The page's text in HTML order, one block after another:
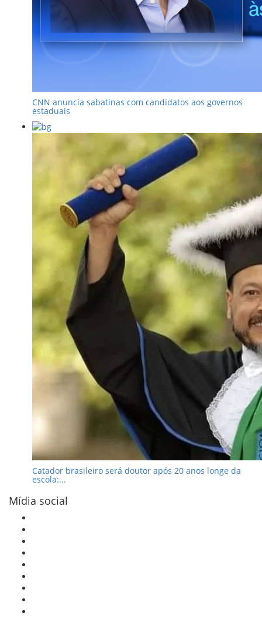
CNN anuncia sabatinas com candidatos aos governos
estaduais
Catador brasileiro será doutor após 20 anos longe da
escola:...
Mídia social